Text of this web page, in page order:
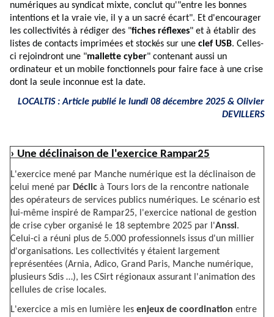
numériques au syndicat mixte, conclut qu'"entre les bonnes
intentions et la vraie vie, il y a un sacré écart". Et d'encourager
les collectivités à rédiger des "fiches réflexes" et à établir des
listes de contacts imprimées et stockés sur une clef USB. Celles-
ci rejoindront une "mallette cyber" contenant aussi un
ordinateur et un mobile fonctionnels pour faire face à une crise
dont la seule inconnue est la date.
LOCALTIS : Article publié le lundi 08 décembre 2025 & Olivier
DEVILLERS
› Une déclinaison de l'exercice Rampar25
L'exercice mené par Manche numérique est la déclinaison de
celui mené par Déclic à Tours lors de la rencontre nationale
des opérateurs de services publics numériques. Le scénario est
lui-même inspiré de Rampar25, l'exercice national de gestion
de crise cyber organisé le 18 septembre 2025 par l'Anssi.
Celui-ci a réuni plus de 5.000 professionnels issus d'un millier
d'organisations. Les collectivités y étaient largement
représentées (Arnia, Adico, Grand Paris, Manche numérique,
plusieurs Sdis …), les CSirt régionaux assurant l'animation des
cellules de crise locales.
L'exercice a mis en lumière lesenjeux de coordination entre